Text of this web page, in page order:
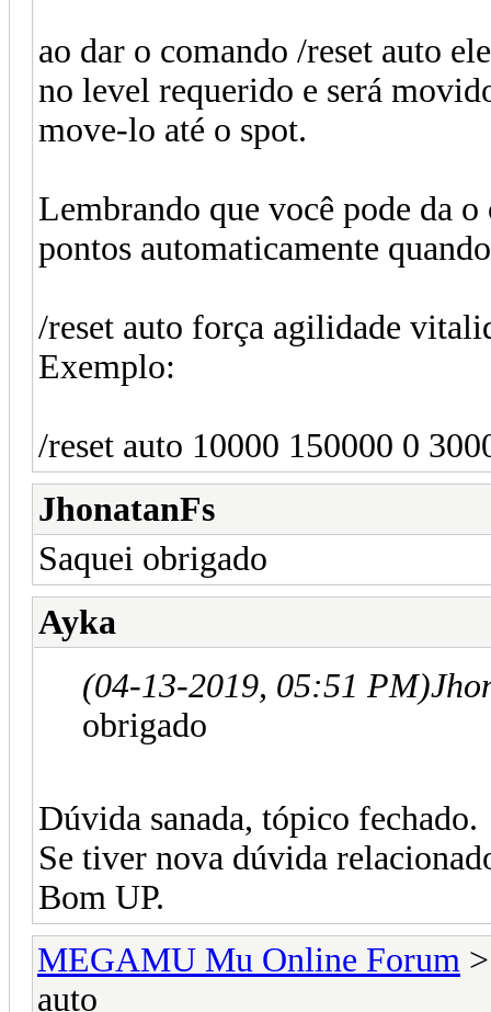
ao dar o comando /reset auto
no level requerido e será
move-lo até o spot.
Lembrando que você pode da
pontos automaticamente
/reset auto força agilidade
Exemplo:
/reset auto 10000 150000 0
JhonatanFs
Saquei obrigado
Ayka
(04-13-2019, 05:51 PM)
obrigado
Dúvida sanada, tópico fechado.
Se tiver nova dúvida
Bom UP.
MEGAMU Mu Online Forum
auto